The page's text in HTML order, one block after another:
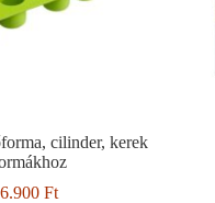
cilinder, kerek
6.900Ft